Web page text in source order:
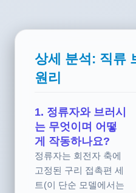
상세 분석: 직류
1. 정류자와 브러시
는 무엇이며 어떻
게 작동하나요?
정류자는 회전자 축에
고정된 구리 접촉편 세